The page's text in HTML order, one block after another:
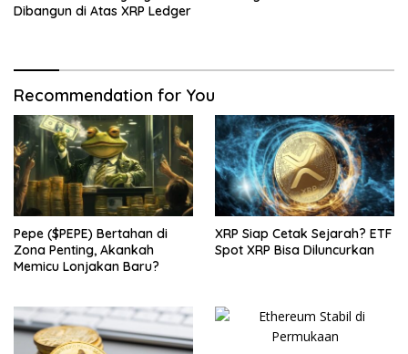
Dibangun di Atas XRP Ledger
Recommendation for You
Pepe ($PEPE) Bertahan di
Zona Penting, Akankah
Memicu Lonjakan Baru?
XRP Siap Cetak Sejarah? ETF
Spot XRP Bisa Diluncurkan